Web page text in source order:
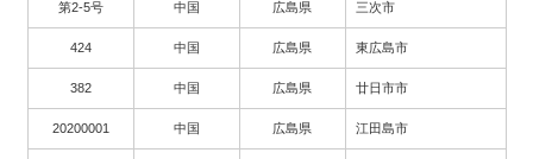
第2-5号 中国 広島県 三次市
424 中国 広島県 東広島市
382 中国 広島県 廿日市市
20200001 中国 広島県 江田島市